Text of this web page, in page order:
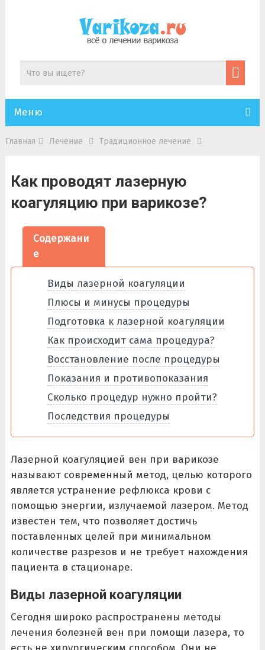
Меню
Главная Лечение Традиционное лечение
Как проводят лазерную
коагуляцию при варикозе?
Содержани
е
Виды лазерной коагуляции
Плюсы и минусы процедуры
Подготовка к лазерной коагуляции
Как происходит сама процедура?
Восстановление после процедуры
Показания и противопоказания
Сколько процедур нужно пройти?
Последствия процедуры
Лазерной коагуляцией вен при варикозе
называют современный метод, целью которого
является устранение рефлюкса крови с
помощью энергии, излучаемой лазером. Метод
известен тем, что позволяет достичь
поставленных целей при минимальном
количестве разрезов и не требует нахождения
пациента в стационаре.
Виды лазерной коагуляции
Сегодня широко распространены методы
лечения болезней вен при помощи лазера, то